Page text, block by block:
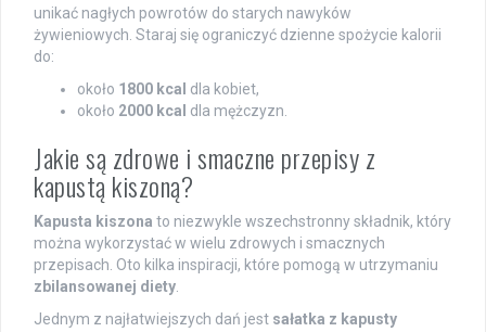
unikać nagłych powrotów do starych nawyków
żywieniowych. Staraj się ograniczyć dzienne spożycie kalorii
do:
około 1800 kcal dla kobiet,
około 2000 kcal dla mężczyzn.
Jakie są zdrowe i smaczne przepisy z
kapustą kiszoną?
Kapusta kiszona to niezwykle wszechstronny składnik, który
można wykorzystać w wielu zdrowych i smacznych
przepisach. Oto kilka inspiracji, które pomogą w utrzymaniu
zbilansowanej diety
Jednym z najłatwiejszych dań jest sałatka z kapusty